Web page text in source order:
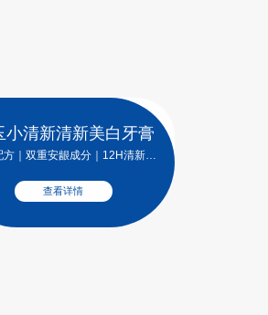
小清新清新美白牙膏
方｜双重安龈成分｜12H清新口
查看详情